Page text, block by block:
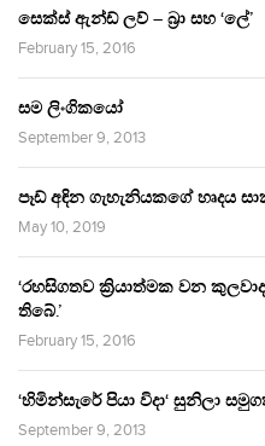
සෙක්ස් ඇන්ඩ් ලව් – බ්‍රා සහ ‘ලේ’
February 15, 2016
සම ලිංගිකයෝ
September 9, 2013
පෑඩ් අඳින ගැහැනියකගේ හෘදය
May 10, 2019
‘රහසිගතව ක්‍රියාත්මක වන
තිබේ.’
February 15, 2016
‘හිමින්සැරේ පියා විදා‘ සුනිලා
September 9, 2013